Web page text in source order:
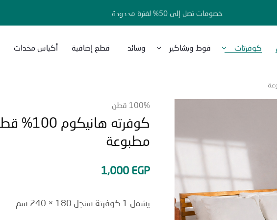
خصومات تصل إلى 50% لفترة محدودة
كوفرتات فوط وبشاكير وسائد قطع إضافية أكياس مخدات
100% قطن
مطبوعة
1,000 EGP
يشمل 1 كوفرتة سنجل 180 × 240 سم